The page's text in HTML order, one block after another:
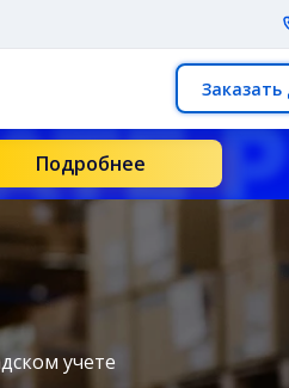
Заказать
Подробнее
учете